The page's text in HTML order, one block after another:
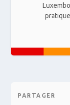
PARTAGER